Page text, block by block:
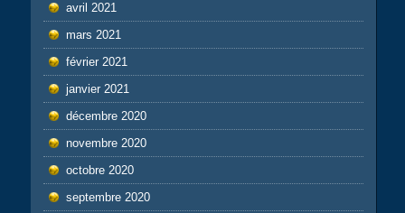
avril 2021
mars 2021
février 2021
janvier 2021
décembre 2020
novembre 2020
octobre 2020
septembre 2020